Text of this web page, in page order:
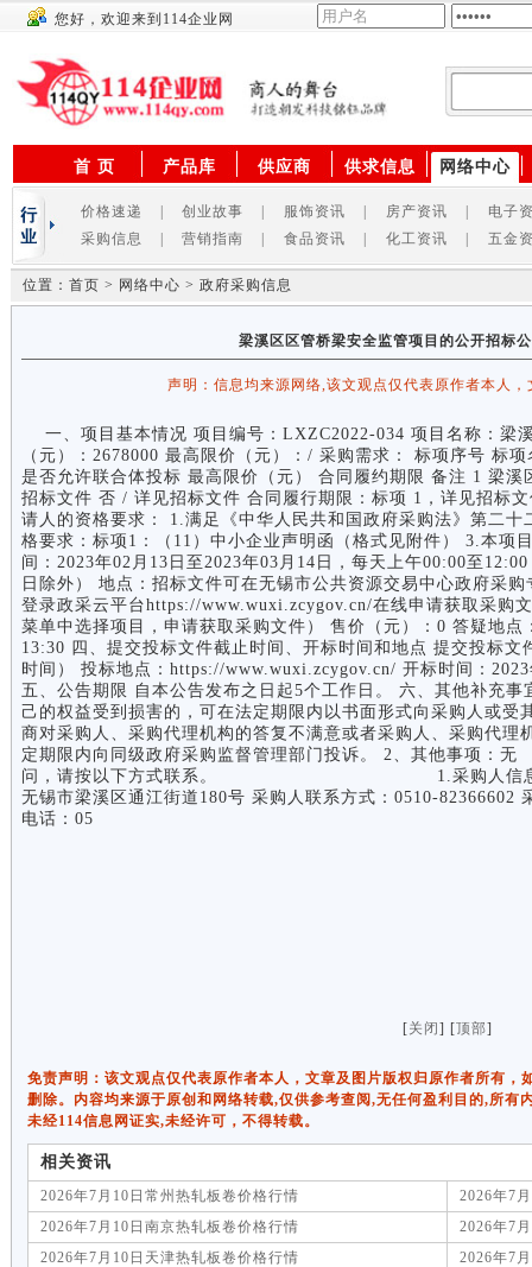
您好，欢迎来到114企业网
首 页 产品库 供应商 供求信息 网络中心
价格速递 创业故事 服饰资讯 房产资讯
电子
采购信息
营销指南 食品资讯 化工资讯 五金
位置：首页 > 网络中心 > 政府采购信息
梁溪区区管桥梁安全监管项目的公开招标
声明：信息均来源网络,该文观点仅代表原作者本人
一、项目基本情况 项目编号：LXZC2022-034 项目名称：梁
（元）：2678000 最高限价（元）：/ 采购需求： 标项序号 标
是否允许联合体投标 最高限价（元） 合同履约期限 备注 1 梁
招标文件 否 / 详见招标文件 合同履行期限：标项 1，详见招标
请人的资格要求： 1.满足《中华人民共和国政府采购法》第二
格要求：标项1：（11）中小企业声明函（格式见附件） 3.本项
间：2023年02月13日至2023年03月14日，每天上午00:00至
日除外） 地点：招标文件可在无锡市公共资源交易中心政府采
登录政采云平台https://www.wuxi.zcygov.cn/在线申请获取采购
菜单中选择项目，申请获取采购文件） 售价（元）：0 答疑地点
13:30 四、提交投标文件截止时间、开标时间和地点 提交投标文
时间） 投标地点：https://www.wuxi.zcygov.cn/ 开标时间：
五、公告期限 自本公告发布之日起5个工作日。 六、其他补充
己的权益受到损害的，可在法定期限内以书面形式向采购人或受
商对采购人、采购代理机构的答复不满意或者采购人、采购代理
定期限内向同级政府采购监督管理部门投诉。 2、
问，请按以下方式联系。 1.采购人信息 名 称：
无锡市梁溪区通江街道180号 采购人联系方式：0510-82366602
电话：05
[关闭 ] [顶部]
免责声明：该文观点仅代表原作者本人，文章及图片版权归原作者所有，
删除。内容均来源于原创和网络转载,仅供参考查阅,无任何盈利目的,所有
未经114信息网证实,未经许可，不得转载。
相关资讯
2026年7月10日常州热轧板卷价格行情
2026年7
2026年7月10日南京热轧板卷价格行情
2026年7
2026年7月10日天津热轧板卷价格行情
2026年7